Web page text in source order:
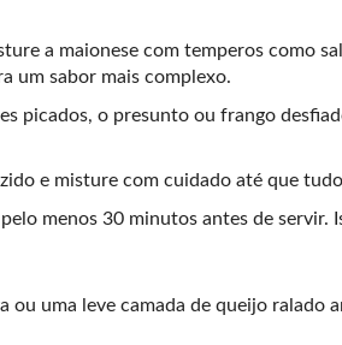
a maionese com temperos como
um sabor mais complexo.
picados, o presunto ou frango
e misture com cuidado até que
menos 30 minutos antes de servir.
ou uma leve camada de queijo ralado